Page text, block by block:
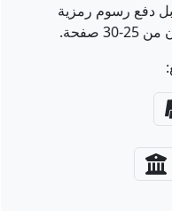
دفع رسوم رمزية